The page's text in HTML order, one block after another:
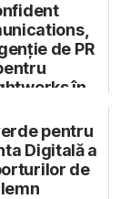
de PR
în
pentru
Digitală a
de
lemn